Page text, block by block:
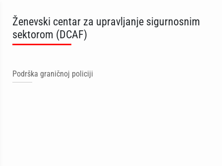
Ženevski centar za upravljanje sigurnosnim
sektorom (DCAF)
Podrška graničnoj policiji